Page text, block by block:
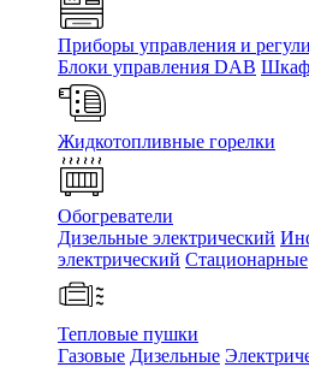
Приборы управления и
Блоки управления DAB
Жидкотопливные горелки
Обогреватели
Дизельные электрический
электрический Стационарные
Тепловые пушки
Газовые Дизельные